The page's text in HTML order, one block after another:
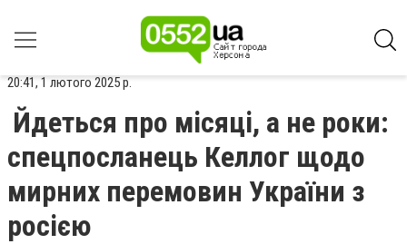
20:41, 1 лютого 2025 р.
Йдеться про місяці, а не роки:
спецпосланець Келлог щодо
мирних перемовин України з
росією